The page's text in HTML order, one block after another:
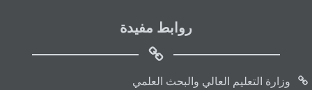
روابط مفيدة
وزارة التعليم العالي والبحث العلمي